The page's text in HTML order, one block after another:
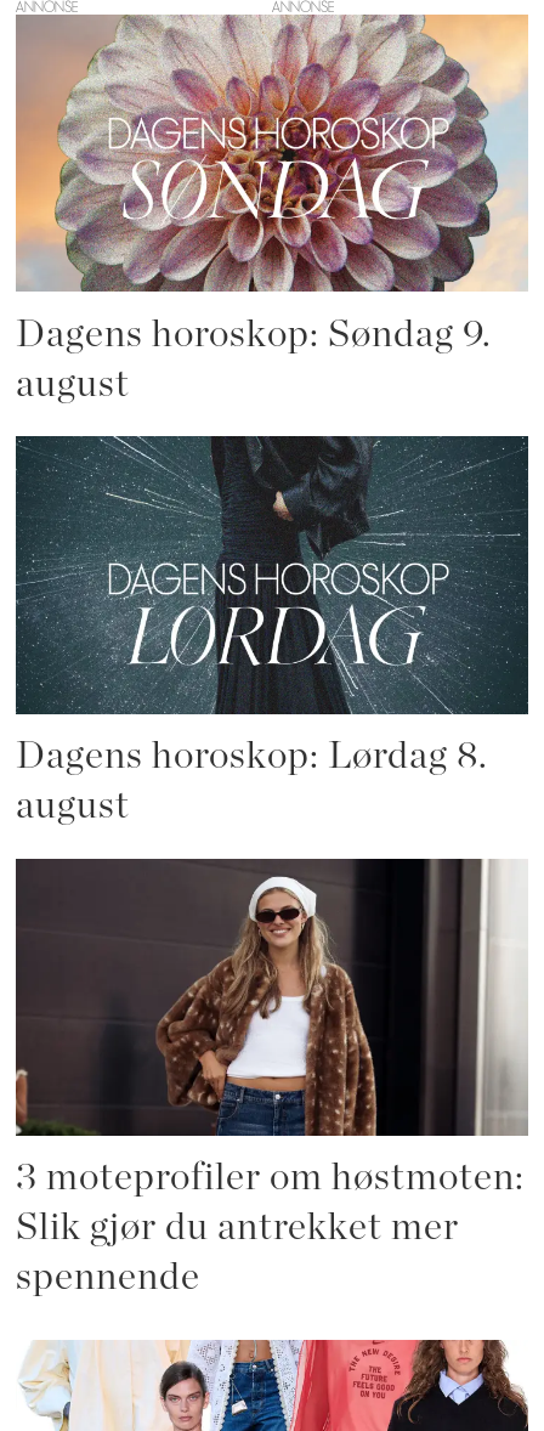
ANNONSE
Dagens horoskop: Søndag 9.
august
Dagens horoskop: Lørdag 8.
august
3 moteprofiler om høstmoten:
Slik gjør du antrekket mer
spennende